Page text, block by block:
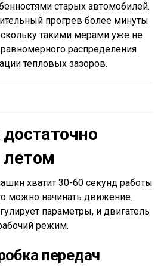
старых автомобилей.
прогрев более минуты
такими мерами уже не
равномерного распределения
тепловых зазоров.
летом
хватит 30-60 секунд работы
можно начинать движение.
параметры, и двигатель
режим.
передач